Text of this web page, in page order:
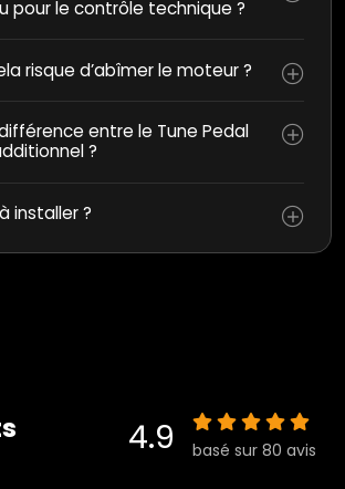
pour le contrôle technique ?
risque d’abîmer le moteur ?
entre le Tune Pedal
?
installer ?
4.9 basé sur 80 avis